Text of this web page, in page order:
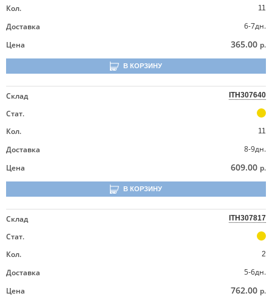
Кол.
11
Доставка
6-7дн.
Цена
365.00 р.
В КОРЗИНУ
Склад ITH307640
Стат.
Кол.
11
Доставка
8-9дн.
Цена
609.00 р.
В КОРЗИНУ
Склад ITH307817
Стат.
Кол.
2
Доставка
5-6дн.
Цена
762.00 р.